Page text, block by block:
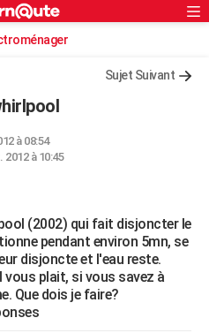
Sujet Suivant
à 08:54
2012 à 10:45
(2002) qui fait disjoncter le
pendant environ 5mn, se
disjoncte et l'eau reste.
plait, si vous savez à
Que dois je faire?